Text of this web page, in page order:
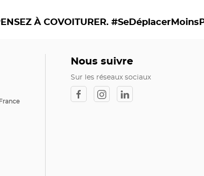
À COVOITURER.
Nous suivre
Sur les réseaux sociaux